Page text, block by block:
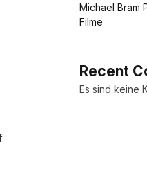
Michael Bram
Filme
Recent
Es sind keine